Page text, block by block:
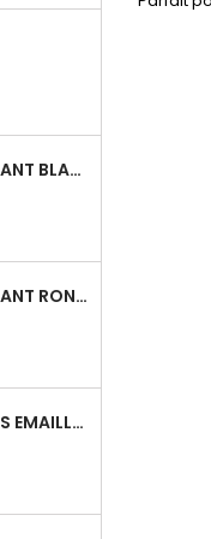
AUTOCOLLANT BLASON
AUTOCOLLANT ROND MDV
LOT 2 MUGS EMAILLÉS UN NOIR ET UN BLANC